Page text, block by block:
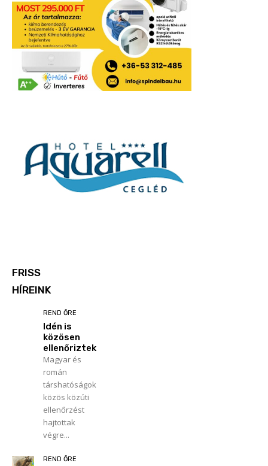
FRISS
HÍREINK
REND ŐRE
Idén is
közösen
ellenőriztek
Magyar és
román
társhatóságok
közös közúti
ellenőrzést
hajtottak
végre...
REND ŐRE